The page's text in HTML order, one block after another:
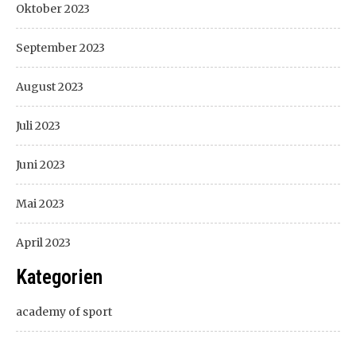
Oktober 2023
September 2023
August 2023
Juli 2023
Juni 2023
Mai 2023
April 2023
Kategorien
academy of sport